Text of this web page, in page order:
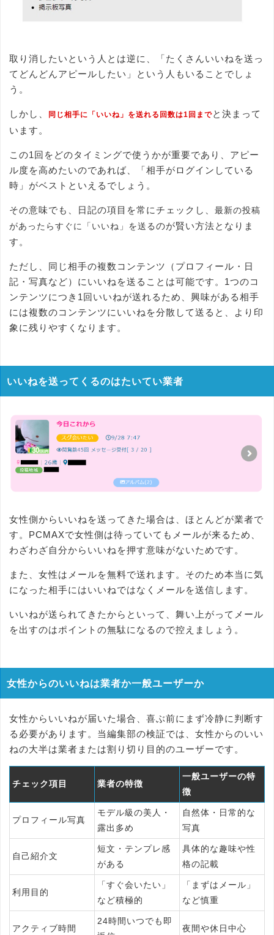
取り消したいという人とは逆に、「たくさんいいねを送っ
てどんどんアピールしたい」という人もいることでしょ
う。
しかし、 同じ相手に「いいね」を送れる回数は1回までと決まって
います。
この1回をどのタイミングで使うかが重要であり、アピー
ル度を高めたいのであれば、「相手がログインしている
時」がベストといえるでしょう。
その意味でも、日記の項目を常にチェックし、 最新の投稿
があったらすぐに「いいね」を送るのが賢い方法となりま
す。
ただし、同じ相手の複数コンテンツ（プロフィール・日
記・写真など）にいいねを送ることは可能です。1つのコ
ンテンツにつき1回いいねが送れるため、興味がある相手
には複数のコンテンツにいいねを分散して送ると、より印
象に残りやすくなります。
いいねを送ってくるのはたいてい業者
女性側からいいねを送ってきた場合は、ほとんどが業者で
す。PCMAXで女性側は待っていてもメールが来るため、
わざわざ自分からいいねを押す意味がないためです。
また、女性はメールを無料で送れます。そのため本当に気
になった相手にはいいねではなくメールを送信します。
いいねが送られてきたからといって、舞い上がってメール
を出すのはポイントの無駄になるので控えましょう。
女性からのいいねは業者か一般ユーザーか
女性からいいねが届いた場合、喜ぶ前にまず冷静に判断す
る必要があります。当編集部の検証では、女性からのいい
ねの大半は業者または割り切り目的のユーザーです。
チェック項目 業者の特徴
一般ユーザーの特
徴
プロフィール写真
モデル級の美人・
露出多め
自然体・日常的な
写真
自己紹介文
短文・テンプレ感
がある
具体的な趣味や性
格の記載
利用目的
「すぐ会いたい」
など積極的
「まずはメール」
など慎重
アクティブ時間
24時間いつでも即
夜間や休日中心